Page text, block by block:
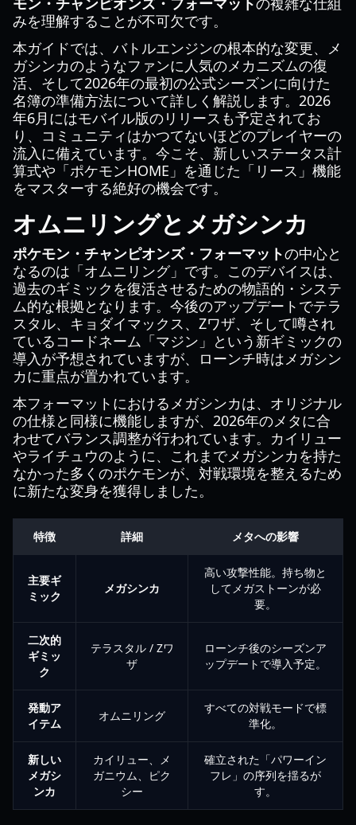
みを理解することが不可欠です。
本ガイドでは、バトルエンジンの根本的な変更、メ
ガシンカのようなファンに人気のメカニズムの復
活、そして2026年の最初の公式シーズンに向けた
名簿の準備方法について詳しく解説します。2026
年6月にはモバイル版のリリースも予定されてお
り、コミュニティはかつてないほどのプレイヤーの
流入に備えています。今こそ、新しいステータス計
算式や「ポケモンHOME」を通じた「リース」機能
をマスターする絶好の機会です。
オムニリングとメガシンカ
ポケモン・チャンピオンズ・フォーマットの中心と
なるのは「オムニリング」です。このデバイスは、
過去のギミックを復活させるための物語的・システ
ム的な根拠となります。今後のアップデートでテラ
スタル、キョダイマックス、Zワザ、そして噂され
ているコードネーム「マジン」という新ギミックの
導入が予想されていますが、ローンチ時はメガシン
カに重点が置かれています。
本フォーマットにおけるメガシンカは、オリジナル
の仕様と同様に機能しますが、2026年のメタに合
わせてバランス調整が行われています。カイリュー
やライチュウのように、これまでメガシンカを持た
なかった多くのポケモンが、対戦環境を整えるため
に新たな変身を獲得しました。
特徴 詳細 メタへの影響
主要ギ
ミック
メガシンカ
高い攻撃性能。持ち物と
してメガストーンが必
要。
二次的
ギミッ
ク
テラスタル / Zワ
ザ
ローンチ後のシーズンア
ップデートで導入予定。
発動ア
イテム
オムニリング
すべての対戦モードで標
準化。
新しい
メガシ
ンカ
カイリュー、メ
ガニウム、ピク
シー
確立された「パワーイン
フレ」の序列を揺るが
す。